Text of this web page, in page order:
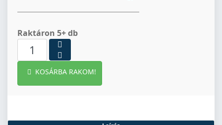
Raktáron 5+ db
KOSÁRBA RAKOM!